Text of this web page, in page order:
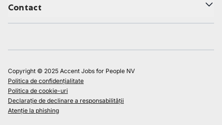
Contact
Copyright © 2025 Accent Jobs for People NV
Politica de confidențialitate
Politica de cookie-uri
Declarație de declinare a responsabilității
Atenție la phishing